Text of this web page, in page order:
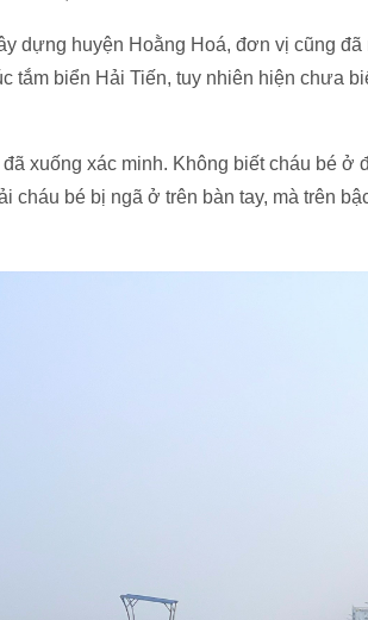
dựng huyện Hoằng Hoá, đơn vị cũng
tắm biển Hải Tiến, tuy nhiên hiện chưa
xuống xác minh. Không biết cháu bé ở
cháu bé bị ngã ở trên bàn tay, mà trên